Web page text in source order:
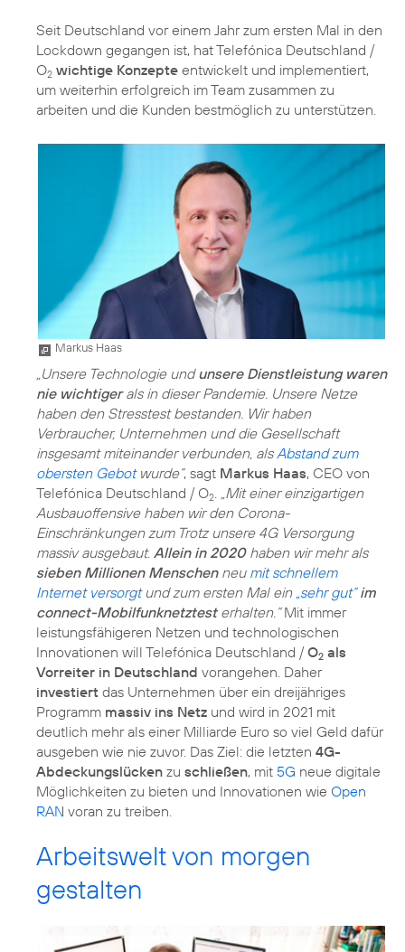
Seit Deutschland vor einem Jahr zum ersten Mal in den
Lockdown gegangen ist, hat Telefónica Deutschland /
O2 wichtige Konzepte entwickelt und implementiert,
um weiterhin erfolgreich im Team zusammen zu
arbeiten und die Kunden bestmöglich zu unterstützen.
Markus Haas
„Unsere Technologie undunsere Dienstleistung waren
nie wichtigerals in dieser Pandemie. Unsere Netze
haben den Stresstest bestanden. Wir haben
Verbraucher, Unternehmen und die Gesellschaft
insgesamt miteinander verbunden, alsAbstand zum
obersten Gebotwurde“, sagt Markus Haas, CEO von
Telefónica Deutschland / O2. „Mit einer einzigartigen
Ausbauoffensive haben wir den Corona-
Einschränkungen zum Trotz unsere 4G Versorgung
massiv ausgebaut. Allein in 2020haben wir mehr als
sieben Millionen Menschenneu mit schnellem
Internet versorgtund zum ersten Mal ein „sehr gut“im
connect-Mobilfunknetztesterhalten.“Mit immer
leistungsfähigeren Netzen und technologischen
Innovationen will Telefónica Deutschland /O2 als
Vorreiter in Deutschland vorangehen. Daher
investiert das Unternehmen über ein dreijähriges
Programm massiv ins Netz und wird in 2021 mit
deutlich mehr als einer Milliarde Euro so viel Geld dafür
ausgeben wie nie zuvor. Das Ziel: die letzten 4G-
Abdeckungslücken zu schließen, mit 5G neue digitale
Möglichkeiten zu bieten und Innovationen wie Open
RAN voran zu treiben.
Arbeitswelt von morgen
gestalten